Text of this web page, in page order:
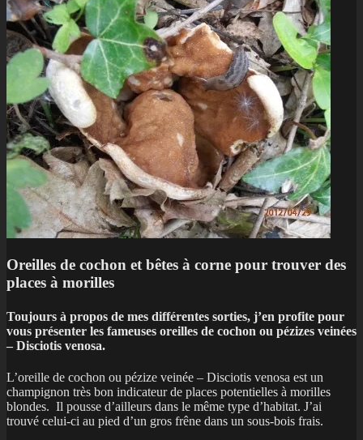
Oreilles de cochon et bêtes à corne pour trouver des
places à morilles
Toujours à propos de mes différentes sorties, j’en profite pour
vous présenter les fameuses oreilles de cochon ou pézizes veinées
– Disciotis venosa.
L’oreille de cochon ou pézize veinée – Disciotis venosa est un
champignon très bon indicateur de places potentielles à morilles
blondes. Il pousse d’ailleurs dans le même type d’habitat. J’ai
trouvé celui-ci au pied d’un gros frêne dans un sous-bois frais.